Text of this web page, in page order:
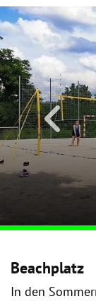
Beachplatz
In den